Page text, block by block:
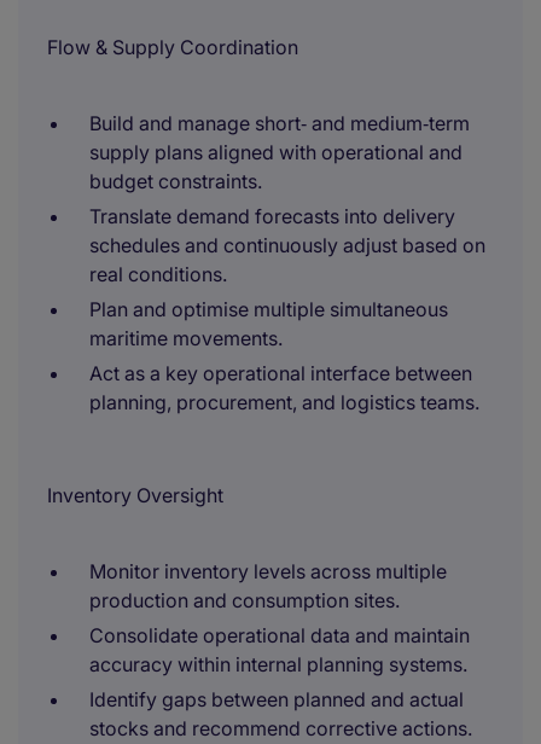
Flow & Supply Coordination
Build and manage short‑ and medium‑term
supply plans aligned with operational and
budget constraints.
Translate demand forecasts into delivery
schedules and continuously adjust based on
real conditions.
Plan and optimise multiple simultaneous
maritime movements.
Act as a key operational interface between
planning, procurement, and logistics teams.
Inventory Oversight
Monitor inventory levels across multiple
production and consumption sites.
Consolidate operational data and maintain
accuracy within internal planning systems.
Identify gaps between planned and actual
stocks and recommend corrective actions.